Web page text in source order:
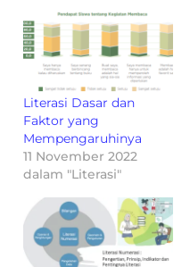
Literasi Dasar dan
Faktor yang
Mempengaruhinya
11 November 2022
dalam "Literasi"